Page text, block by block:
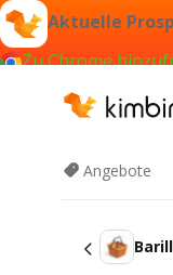
Aktuelle
Zu Chrome
Angebote